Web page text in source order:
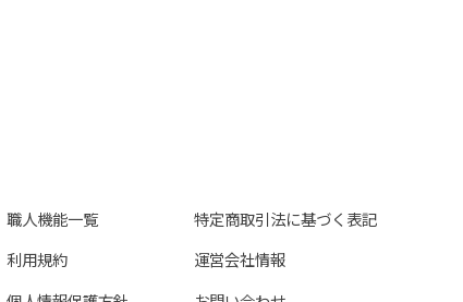
職人機能一覧
利用規約
特定商取引法に基づく表記
運営会社情報